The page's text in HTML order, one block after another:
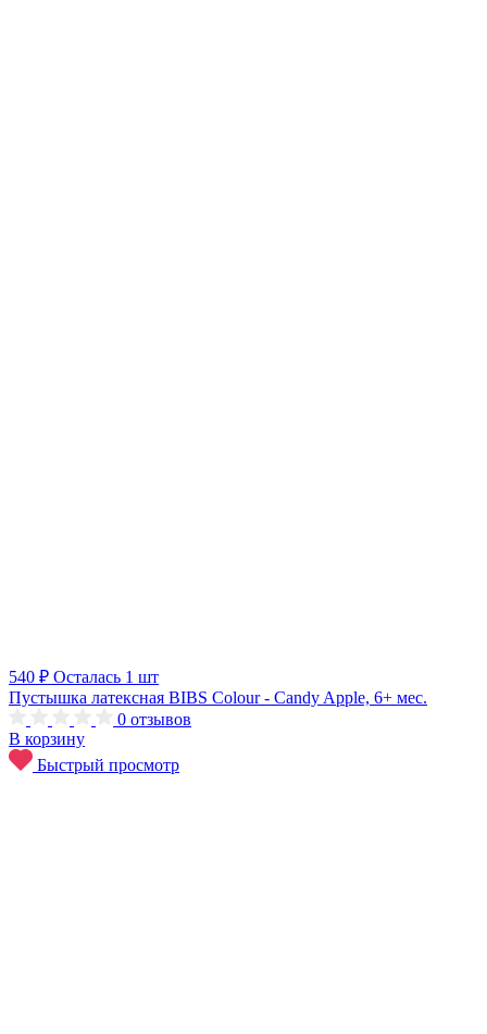
540 ₽ Осталась 1 шт
Пустышка латексная BIBS Colour - Candy Apple, 6+ мес.
0 отзывов
В корзину
Быстрый просмотр